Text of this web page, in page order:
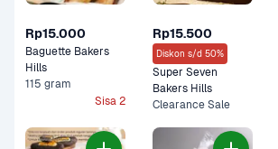
Rp15.000
Baguette Bakers
Hills
115 gram
Sisa 2
Rp15.500
Diskon s/d 50%
Super Seven
Bakers Hills
Clearance Sale